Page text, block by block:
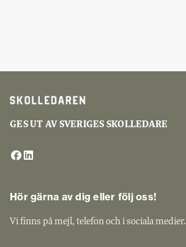
GES UT AV SVERIGES SKOLLEDARE
Hör gärna av dig eller följ oss!
Vi finns på mejl, telefon och i sociala medier.